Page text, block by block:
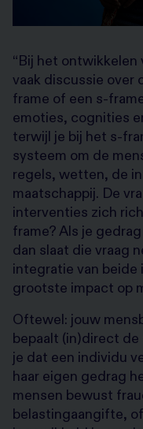
“Bij het
vaak discussie over
frame of een s-
emoties, cognities
terwijl je bij het s-
systeem om de
regels, wetten, de
maatschappij. De
interventies zich
frame? Als je
dan slaat die vraag
integratie van beide
grootste impact op
Oftewel: jouw
bepaalt (in)direct
je dat een individu
haar eigen gedrag
mensen bewust
belastingaangifte,